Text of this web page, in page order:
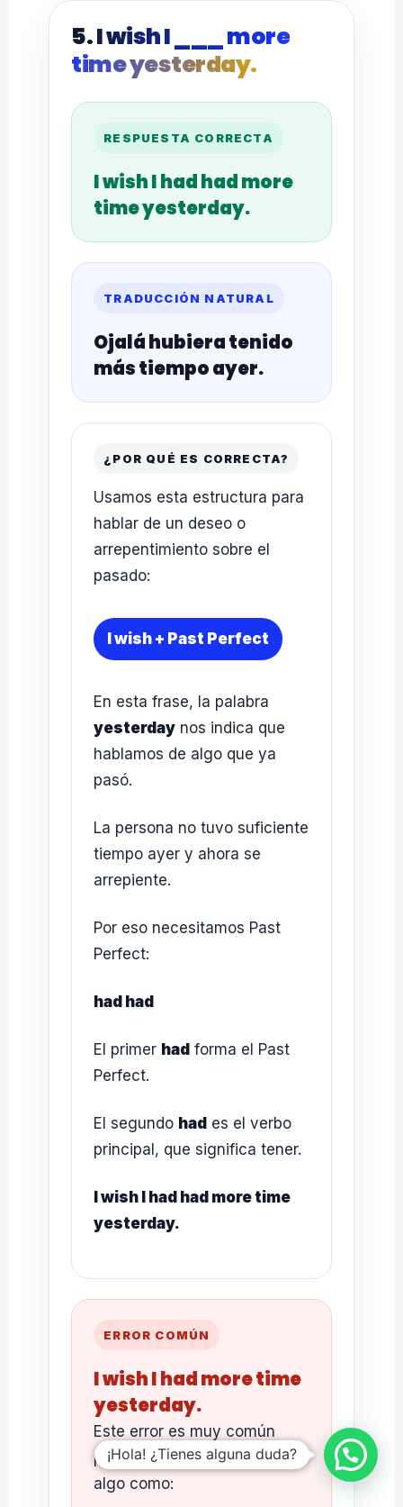
5. I wish I ___ more
time yesterday.
RESPUESTA CORRECTA
I wish I had had more
time yesterday.
TRADUCCIÓN NATURAL
Ojalá hubiera tenido
más tiempo ayer.
¿POR QUÉ ES CORRECTA?
Usamos esta estructura para
hablar de un deseo o
arrepentimiento sobre el
pasado:
I wish + Past Perfect
En esta frase, la palabra
yesterday nos indica que
hablamos de algo que ya
pasó.
La persona no tuvo suficiente
tiempo ayer y ahora se
arrepiente.
Por eso necesitamos Past
Perfect:
had had
El primer had forma el Past
Perfect.
El segundo had es el verbo
principal, que significa tener.
I wish I had had more time
yesterday.
ERROR COMÚN
I wish I had more time
yesterday.
Este error es muy común
porque en español decimos
algo como:
¡Hola! ¿Tienes alguna duda?